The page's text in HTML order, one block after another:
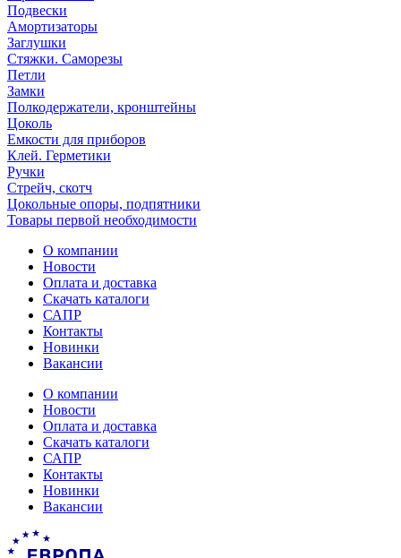
Подвески
Амортизаторы
Заглушки
Стяжки. Саморезы
Петли
Замки
Полкодержатели, кронштейны
Цоколь
Емкости для приборов
Клей. Герметики
Ручки
Стрейч, скотч
Цокольные опоры, подпятники
Товары первой необходимости
О компании
Новости
Оплата и доставка
Скачать каталоги
САПР
Контакты
Новинки
Вакансии
О компании
Новости
Оплата и доставка
Скачать каталоги
САПР
Контакты
Новинки
Вакансии